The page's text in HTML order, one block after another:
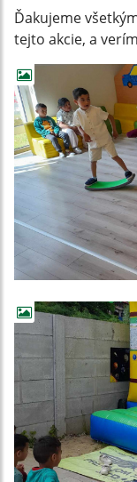
Ďakujeme
tejto akcie, a